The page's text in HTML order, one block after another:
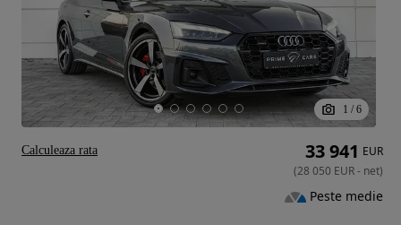
1 / 6
33 941 EUR
(28 050 EUR- net)
Peste medie
Calculeaza rata